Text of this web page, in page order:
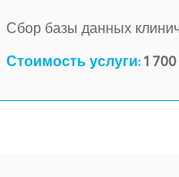
Сбор базы данных
Стоимость услуги:1